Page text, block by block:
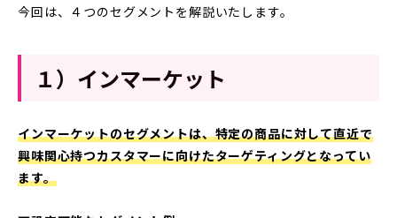
今回は、４つのセグメントを解説いたします。
１）インマーケット
インマーケットのセグメントは、特定の商品に対して直近で
興味関心持つカスタマーに向けたターゲティングとなってい
ます。